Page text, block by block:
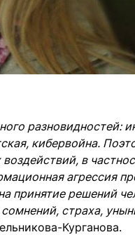
разновидностей:
кибервойна.
в
агрессия
принятие решений
страха,
Курганова.